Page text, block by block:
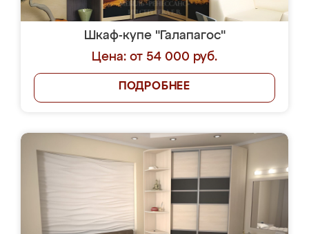
Шкаф-купе "Галапагос"
Цена: от 54 000 руб.
ПОДРОБНЕЕ